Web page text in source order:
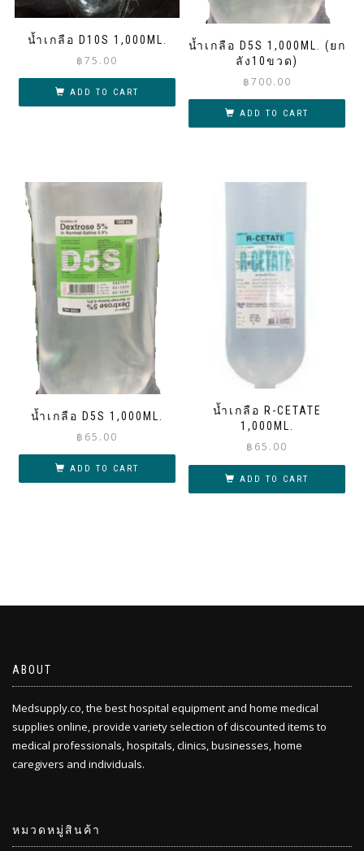
น้ำเกลือ D10S 1,000ML.
฿75.00
ADD TO CART
น้ำเกลือ D5S 1,000ML. (ยก
ลัง10ขวด)
฿700.00
ADD TO CART
น้ำเกลือ D5S 1,000ML.
฿ 65.00
ADD TO CART
น้ำเกลือ R-CETATE
1,000ML.
฿ 65.00
ADD TO CART
ABOUT
Medsupply.co, the best hospital equipment and home medical
supplies online, provide variety selection of discounted items to
medical professionals, hospitals, clinics, businesses, home
caregivers and individuals.
หมวดหมู่สินค้า